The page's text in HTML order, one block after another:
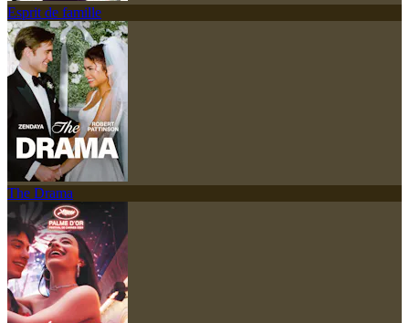
Esprit de famille
The Drama